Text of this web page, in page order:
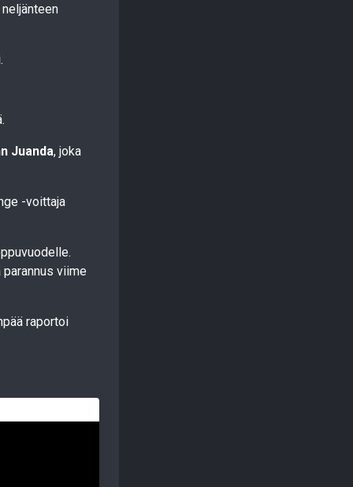
Juanda, joka
-voittaja
viime
raportoi